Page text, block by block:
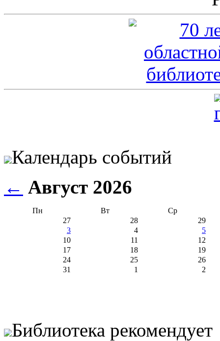
Календарь событий
← Август 2026
Пн Вт
Ср
27
28
29
3
4
5
10
11
12
17
18
19
24
25
26
31
1 2
Библиотека рекомендует